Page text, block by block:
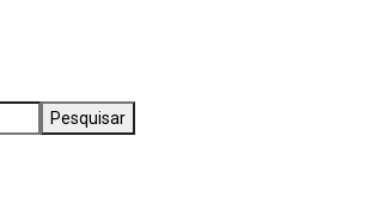
primeira franquia em Salto
Pesquisar